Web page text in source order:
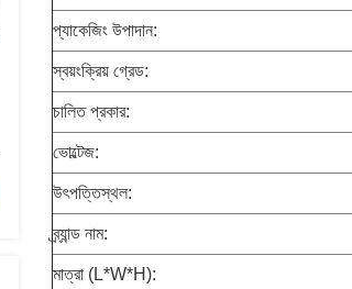
প্যাকেজিং উপাদান:
স্বয়ংক্রিয় গ্রেড:
চালিত প্রকার:
ভোল্টেজ:
উৎপত্তিস্থল:
ব্র্যান্ড নাম:
মাত্রা (L*W*H):